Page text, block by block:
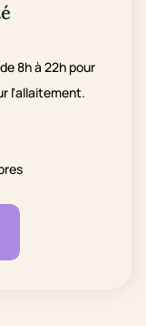
8h à 22h pour
l'allaitement.